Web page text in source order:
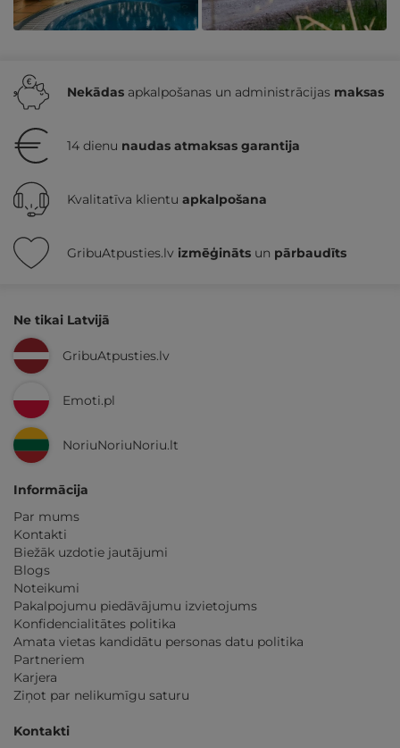
Nekādas apkalpošanas un administrācijas maksas
14 dienu naudas atmaksas garantija
Kvalitatīva klientu apkalpošana
GribuAtpusties.lv izmēģināts un pārbaudīts
Ne tikai Latvijā
GribuAtpusties.lv
Emoti.pl
NoriuNoriuNoriu.lt
Informācija
Par mums
Kontakti
Biežāk uzdotie jautājumi
Blogs
Noteikumi
Pakalpojumu piedāvājumu izvietojums
Konfidencialitātes politika
Amata vietas kandidātu personas datu politika
Partneriem
Karjera
Ziņot par nelikumīgu saturu
Kontakti